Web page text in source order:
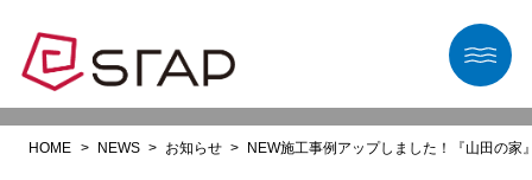
HOME NEWS お知らせ NEW施工事例アップしました！『山田の家